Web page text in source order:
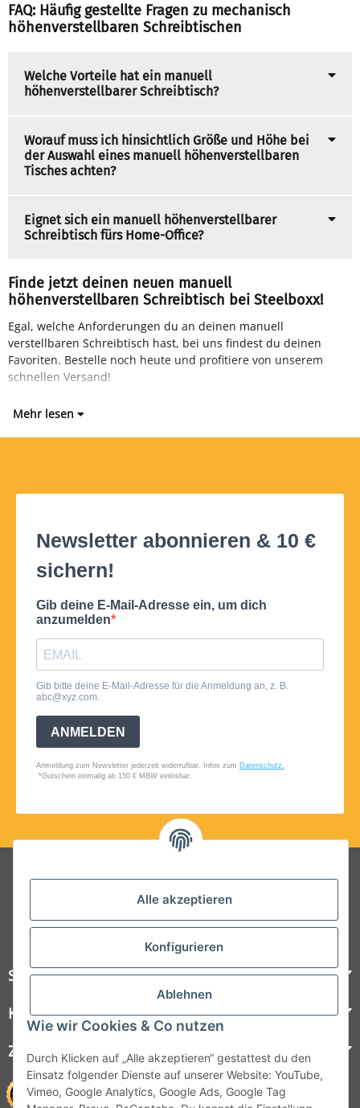
Alle akzeptieren
Konfigurieren
Ablehnen
Wie wir Cookies & Co nutzen
Durch Klicken auf „Alle akzeptieren“ gestattest du den
Einsatz folgender Dienste auf unserer Website: YouTube,
Vimeo, Google Analytics, Google Ads, Google Tag
FAQ: Häufig gestellte Fragen zu mechanisch
höhenverstellbaren Schreibtischen
Welche Vorteile hat ein manuell
höhenverstellbarer Schreibtisch?
Worauf muss ich hinsichtlich Größe und Höhe bei
der Auswahl eines manuell höhenverstellbaren
Tisches achten?
Eignet sich ein manuell höhenverstellbarer
Schreibtisch fürs Home-Office?
Finde jetzt deinen neuen manuell
höhenverstellbaren Schreibtisch bei Steelboxx!
Egal, welche Anforderungen du an deinen manuell
verstellbaren Schreibtisch hast, bei uns findest du deinen
Favoriten. Bestelle noch heute und profitiere von unserem
schnellen Versand!
Mehr lesen
Folgt uns auf Social Media
Steelboxx
Kundenservice
Zahlungsmöglichkeiten